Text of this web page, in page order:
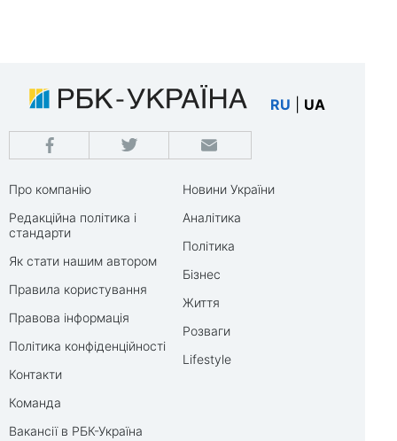
RU UA
Про компанію
Редакційна політика і
стандарти
Як стати нашим автором
Правила користування
Правова інформація
Політика конфіденційності
Контакти
Команда
Вакансії в РБК-Україна
Новини України
Аналітика
Політика
Бізнес
Життя
Розваги
Lifestyle